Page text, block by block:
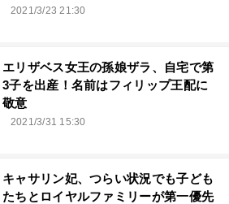
2021/3/23 21:30
エリザベス女王の孫娘ザラ、自宅で第
3子を出産！名前はフィリップ王配に
敬意
2021/3/31 15:30
キャサリン妃、つらい状況でも子ども
たちとロイヤルファミリーが第一優先